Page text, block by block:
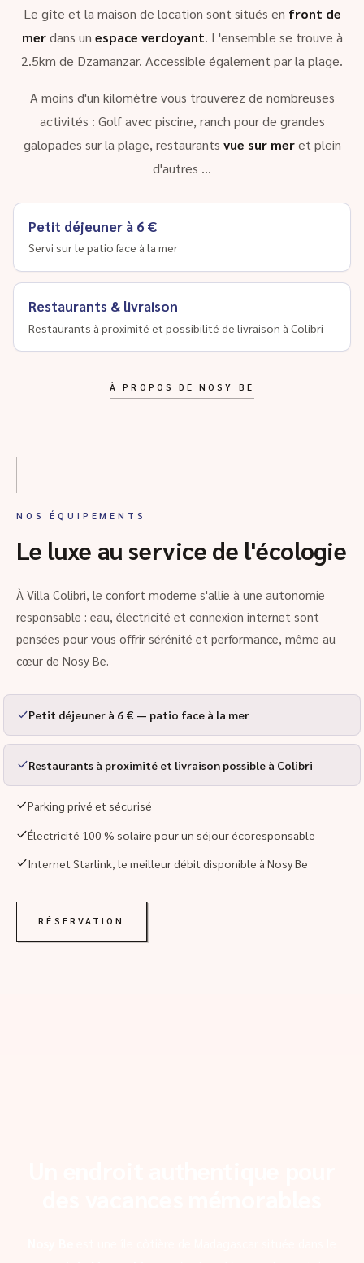
Le gîte et la maison de location sont situés en front de
merdans un espace verdoyant. L'ensemble se trouve à
2.5km de Dzamanzar. Accessible également par la plage.
A moins d'un kilomètre vous trouverez de nombreuses
activités : Golf avec piscine, ranch pour de grandes
galopades sur la plage, restaurants vue sur meret plein
d'autres …
Petit déjeuner à 6 €
Servi sur le patio face à la mer
Restaurants & livraison
Restaurants à proximité et possibilité de livraison à Colibri
À PROPOS DE NOSY BE
NOS ÉQUIPEMENTS
Le luxe au service de l'écologie
À Villa Colibri, le confort moderne s'allie à une autonomie
responsable : eau, électricité et connexion internet sont
pensées pour vous offrir sérénité et performance, même au
cœur de Nosy Be.
Petit déjeuner à 6 € — patio face à la mer
Restaurants à proximité et livraison possible à Colibri
Parking privé et sécurisé
Électricité 100 % solaire pour un séjour écoresponsable
Internet Starlink, le meilleur débit disponible à Nosy Be
RÉSERVATION